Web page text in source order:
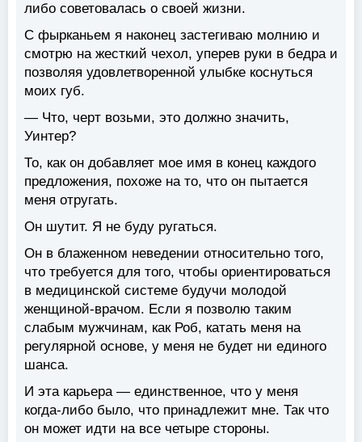
либо советовалась о своей жизни.
С фырканьем я наконец застегиваю молнию и
смотрю на жесткий чехол, уперев руки в бедра и
позволяя удовлетворенной улыбке коснуться
моих губ.
— Что, черт возьми, это должно значить,
Уинтер?
То, как он добавляет мое имя в конец каждого
предложения, похоже на то, что он пытается
меня отругать.
Он шутит. Я не буду ругаться.
Он в блаженном неведении относительно того,
что требуется для того, чтобы ориентироваться
в медицинской системе будучи молодой
женщиной-врачом. Если я позволю таким
слабым мужчинам, как Роб, катать меня на
регулярной основе, у меня не будет ни единого
шанса.
И эта карьера — единственное, что у меня
когда-либо было, что принадлежит мне. Так что
он может идти на все четыре стороны.